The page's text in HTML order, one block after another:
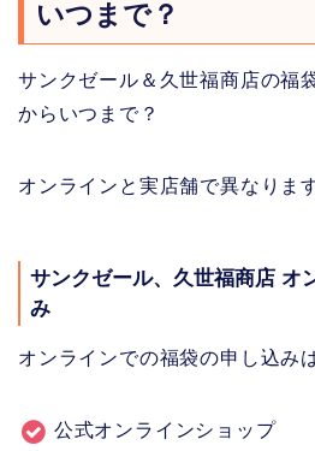
いつまで？
サンクゼール＆久世福商店の福
からいつまで？
オンラインと実店舗で異なります
サンクゼール、久世福商店 オ
み
オンラインでの福袋の申し込み
公式オンラインショップ